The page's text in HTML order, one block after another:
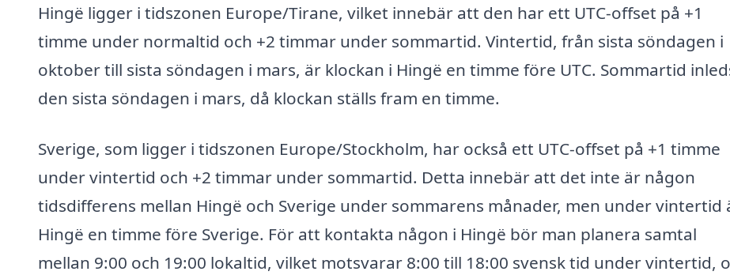
Hingë ligger i tidszonen Europe/Tirane, vilket innebär att den har ett UTC-offset på +1
timme under normaltid och +2 timmar under sommartid. Vintertid, från sista söndagen i
oktober till sista söndagen i mars, är klockan i Hingë en timme före UTC. Sommartid
den sista söndagen i mars, då klockan ställs fram en timme.
Sverige, som ligger i tidszonen Europe/Stockholm, har också ett UTC-offset på +1 timme
under vintertid och +2 timmar under sommartid. Detta innebär att det inte är någon
tidsdifferens mellan Hingë och Sverige under sommarens månader, men under vintertid
Hingë en timme före Sverige. För att kontakta någon i Hingë bör man planera samtal
mellan 9:00 och 19:00 lokaltid, vilket motsvarar 8:00 till 18:00 svensk tid under vintertid,